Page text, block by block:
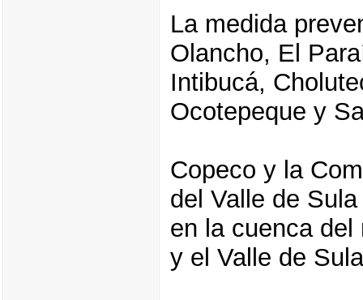
La medida
Olancho, El
Intibucá,
Ocotepeque y
Copeco y la
del Valle de
en la cuenca
y el Valle de